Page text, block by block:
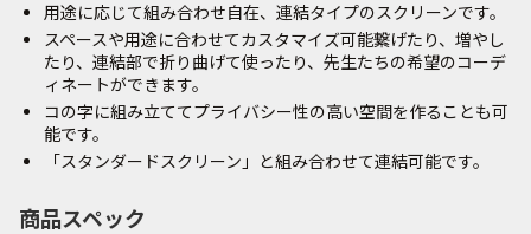
用途に応じて組み合わせ自在、連結タイプのスクリーンです。
スペースや用途に合わせてカスタマイズ可能繋げたり、増やし
たり、連結部で折り曲げて使ったり、先生たちの希望のコーデ
ィネートができます。
コの字に組み立ててプライバシー性の高い空間を作ることも可
能です。
「スタンダードスクリーン」と組み合わせて連結可能です。
商品スペック